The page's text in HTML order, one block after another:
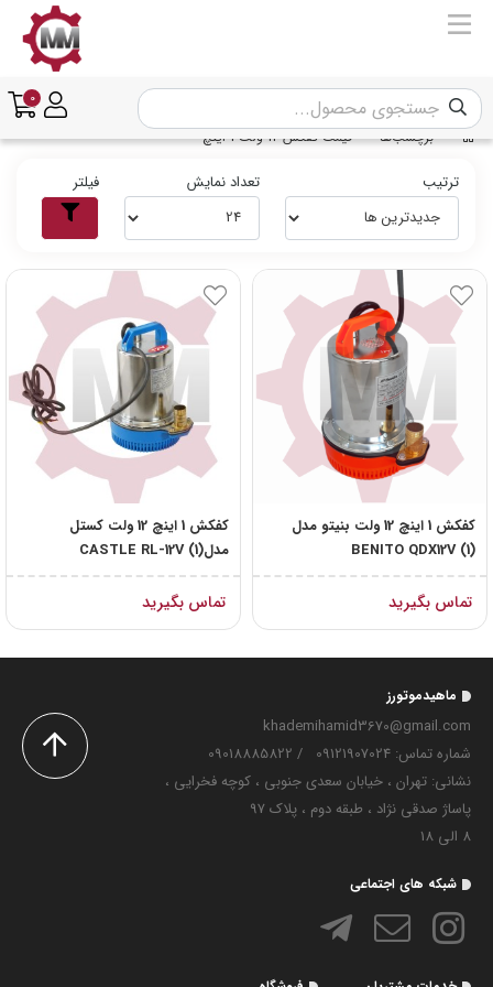
0
برچسب‌ها قیمت کفکش 12 ولت 1 اینچ
ترتیب تعداد نمایش فیلتر
کفکش 1 اینچ 12 ولت بنیتو مدل
BENITO QDX12V (1)
تماس بگیرید
کفکش 1 اینچ 12 ولت کستل
مدلCASTLE RL-12V (1)
تماس بگیرید
ماهیدموتورز
khademihamid3670@gmail.com
شماره تماس‌: 09121907024
/
09018885822
نشانی: تهران ، خیابان سعدی جنوبی ، کوچه فخرایی ،
پاساژ صدقی نژاد ، طبقه دوم ، پلاک 97
8 الی 18
شبکه های اجتماعی